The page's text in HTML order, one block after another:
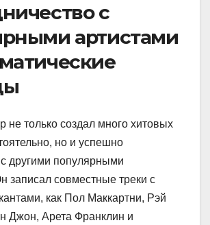
с
артистами
не только создал много хитовых
но и успешно
другими популярными
записал совместные треки с
как Пол Маккартни, Рэй
Джон, Арета Франклин и